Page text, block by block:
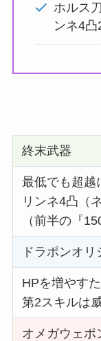
ホルス
ンネ4凸
終末武器
最低でも超越
リンネ4凸（
（前半の『
ドラポンオリ
HPを増やす
第2スキルは
オメガウェポ